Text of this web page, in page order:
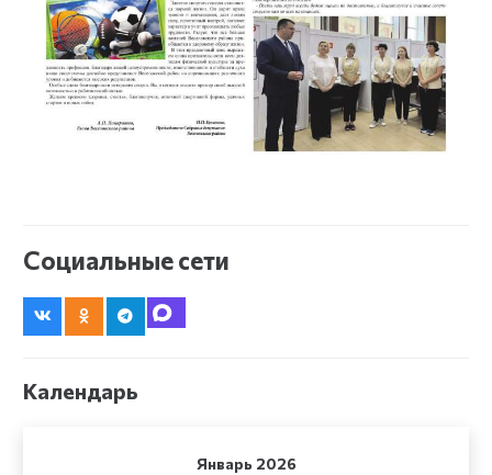
Социальные сети
Календарь
Январь 2026